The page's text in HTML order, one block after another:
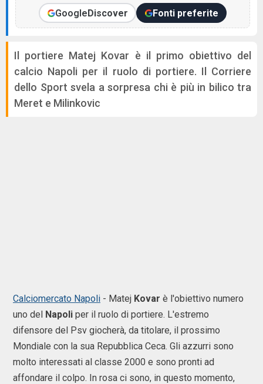
GoogleDiscover Fonti preferite
Il portiere Matej Kovar è il primo obiettivo del
calcio Napoli per il ruolo di portiere. Il Corriere
dello Sport svela a sorpresa chi è più in bilico tra
Meret e Milinkovic
Calciomercato Napoli - Matej Kovar è l'obiettivo numero
uno del Napoli per il ruolo di portiere. L'estremo
difensore del Psv giocherà, da titolare, il prossimo
Mondiale con la sua Repubblica Ceca. Gli azzurri sono
molto interessati al classe 2000 e sono pronti ad
affondare il colpo. In rosa ci sono, in questo momento,